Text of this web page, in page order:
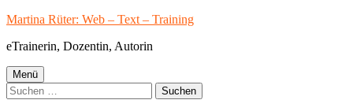
Springe
Inhalt
Martina Rüter: Web – Text – Training
eTrainerin, Dozentin, Autorin
Primäres
Menü
Menü
Suchen
nach: